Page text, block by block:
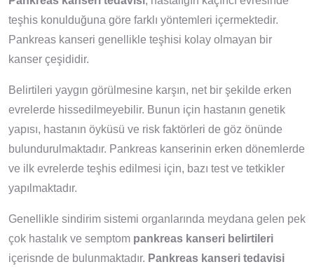
teşhis konulduğuna göre farklı yöntemleri içermektedir.
Pankreas kanseri genellikle teşhisi kolay olmayan bir
kanser çeşididir.
Belirtileri yaygın görülmesine karşın, net bir şekilde erken
evrelerde hissedilmeyebilir. Bunun için hastanın genetik
yapısı, hastanın öyküsü ve risk faktörleri de göz önünde
bulundurulmaktadır. Pankreas kanserinin erken dönemlerde
ve ilk evrelerde teşhis edilmesi için, bazı test ve tetkikler
yapılmaktadır.
Genellikle sindirim sistemi organlarında meydana gelen pek
çok hastalık ve semptom pankreas kanseri belirtileri
içerisnde de bulunmaktadır. Pankreas kanseri tedavisi